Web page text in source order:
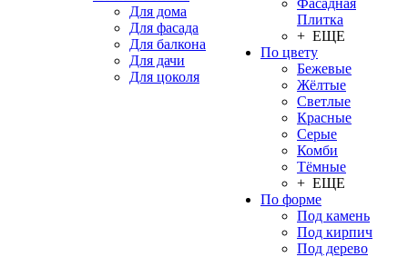
Для дома
Для фасада
Для балкона
Для дачи
Для цоколя
Фасадная
Плитка
+ ЕЩЕ
По цвету
Бежевые
Жёлтые
Светлые
Красные
Серые
Комби
Тёмные
+ ЕЩЕ
По форме
Под камень
Под кирпич
Под дерево